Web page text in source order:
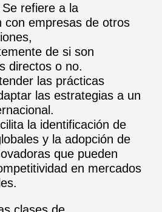
refiere a la
con empresas de otros
de si son
directos o no.
las prácticas
las estrategias a un
la identificación de
y la adopción de
que pueden
en mercados